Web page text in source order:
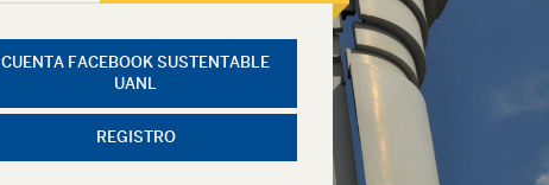
CUENTA FACEBOOK SUSTENTABLE
UANL
REGISTRO